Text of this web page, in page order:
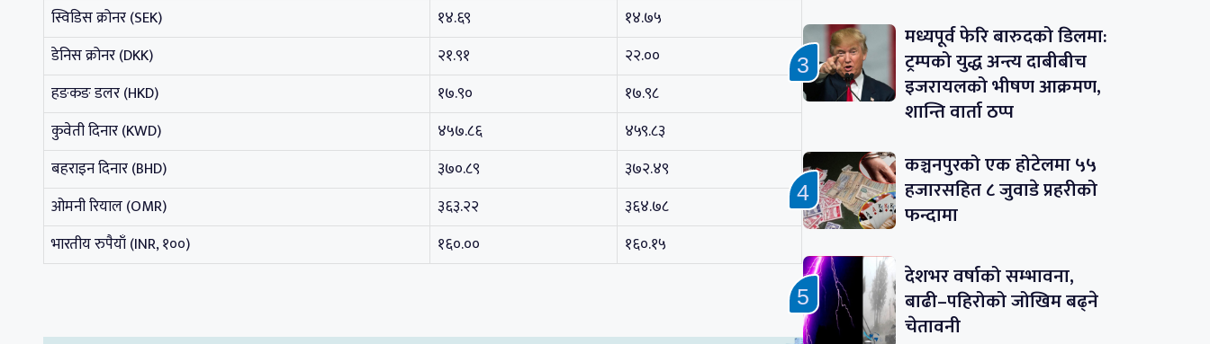
स्विडिस क्रोनर (SEK)
१४.६९
१४.७५
डेनिस क्रोनर (DKK)
२१.९१
२२.००
हङकङ डलर (HKD)
१७.९०
१७.९८
कुवेती दिनार (KWD)
४५७.८६
४५९.८३
बहराइन दिनार (BHD)
३७०.८९
३७२.४९
ओमनी रियाल (OMR)
३६३.२२
३६४.७८
भारतीय रुपैयाँ (INR, १००)
१६०.०० १६०.१५
मध्यपूर्व फेरि बारुदको डिलमा:
ट्रम्पको युद्ध अन्त्य दाबीबीच
इजरायलको भीषण आक्रमण,
शान्ति वार्ता ठप्प
कञ्चनपुरको एक होटेलमा ५५
हजारसहित ८ जुवाडे प्रहरीको
फन्दामा
देशभर वर्षाको सम्भावना,
बाढी–पहिरोको जोखिम बढ्ने
चेतावनी